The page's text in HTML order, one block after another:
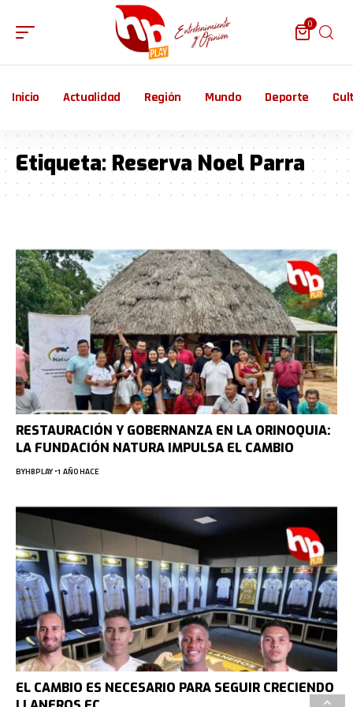
0
Inicio Actualidad Región Mundo Deporte
Etiqueta:Reserva Noel Parra
RESTAURACIÓN Y GOBERNANZA EN LA ORINOQUIA:
LA FUNDACIÓN NATURA IMPULSA EL CAMBIO
BYHBPLAY 1 AÑO HACE
EL CAMBIO ES NECESARIO PARA SEGUIR CRECIENDO